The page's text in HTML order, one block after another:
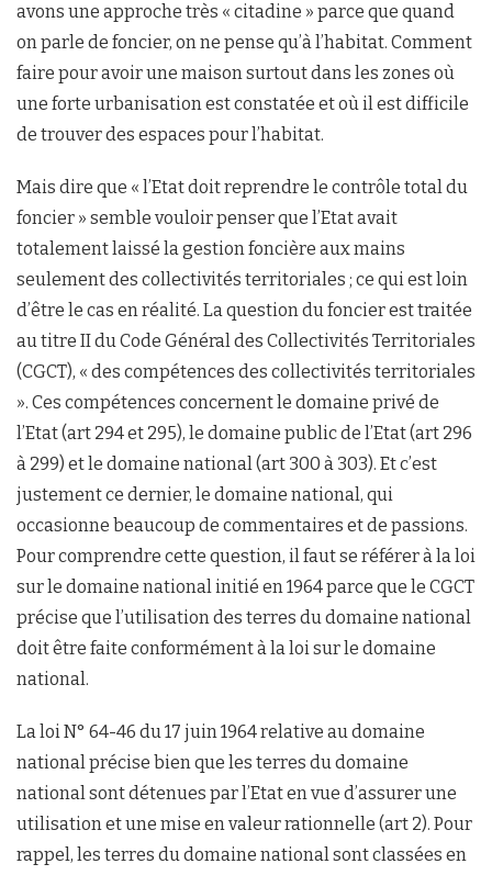
avons une approche très « citadine » parce que quand
on parle de foncier, on ne pense qu’à l’habitat. Comment
faire pour avoir une maison surtout dans les zones où
une forte urbanisation est constatée et où il est difficile
de trouver des espaces pour l’habitat.
Mais dire que « l’Etat doit reprendre le contrôle total du
foncier » semble vouloir penser que l’Etat avait
totalement laissé la gestion foncière aux mains
seulement des collectivités territoriales ; ce qui est loin
d’être le cas en réalité. La question du foncier est traitée
au titre II du Code Général des Collectivités Territoriales
(CGCT), « des compétences des collectivités territoriales
». Ces compétences concernent le domaine privé de
l’Etat (art 294 et 295), le domaine public de l’Etat (art 296
à 299) et le domaine national (art 300 à 303). Et c’est
justement ce dernier, le domaine national, qui
occasionne beaucoup de commentaires et de passions.
Pour comprendre cette question, il faut se référer à la loi
sur le domaine national initié en 1964 parce que le CGCT
précise que l’utilisation des terres du domaine national
doit être faite conformément à la loi sur le domaine
national.
La loi N° 64-46 du 17 juin 1964 relative au domaine
national précise bien que les terres du domaine
national sont détenues par l’Etat en vue d’assurer une
utilisation et une mise en valeur rationnelle (art 2). Pour
rappel, les terres du domaine national sont classées en